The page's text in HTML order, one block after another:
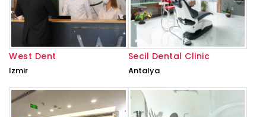
West Dent
Izmir
Secil Dental Clinic
Antalya